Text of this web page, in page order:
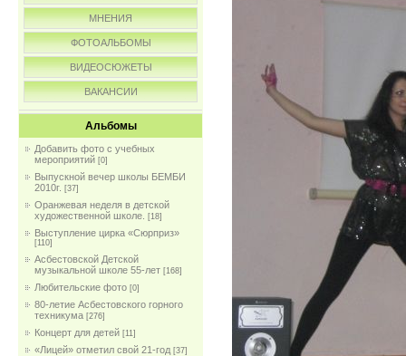
МНЕНИЯ
ФОТОАЛЬБОМЫ
ВИДЕОСЮЖЕТЫ
ВАКАНСИИ
Альбомы
Добавить фото с учебных
мероприятий [0]
Выпускной вечер школы БЕМБИ
2010г. [37]
Оранжевая неделя в детской
художественной школе.
[18]
Выступление цирка «Сюрприз»
[110]
Асбестовской Детской
музыкальной школе 55-лет [168]
Любительские фото [0]
80-летие Асбестовского горного
техникума [276]
Концерт для детей [11]
«Лицей» отметил свой 21-год [37]